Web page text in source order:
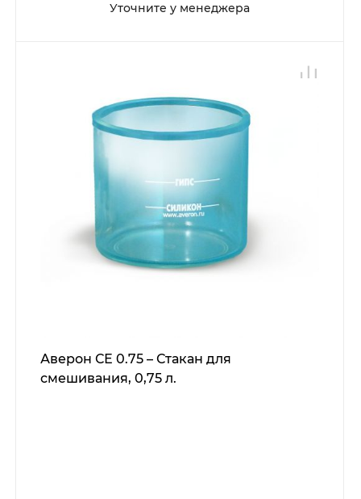
Уточните у менеджера
Аверон СЕ 0.75 – Стакан для
смешивания, 0,75 л.